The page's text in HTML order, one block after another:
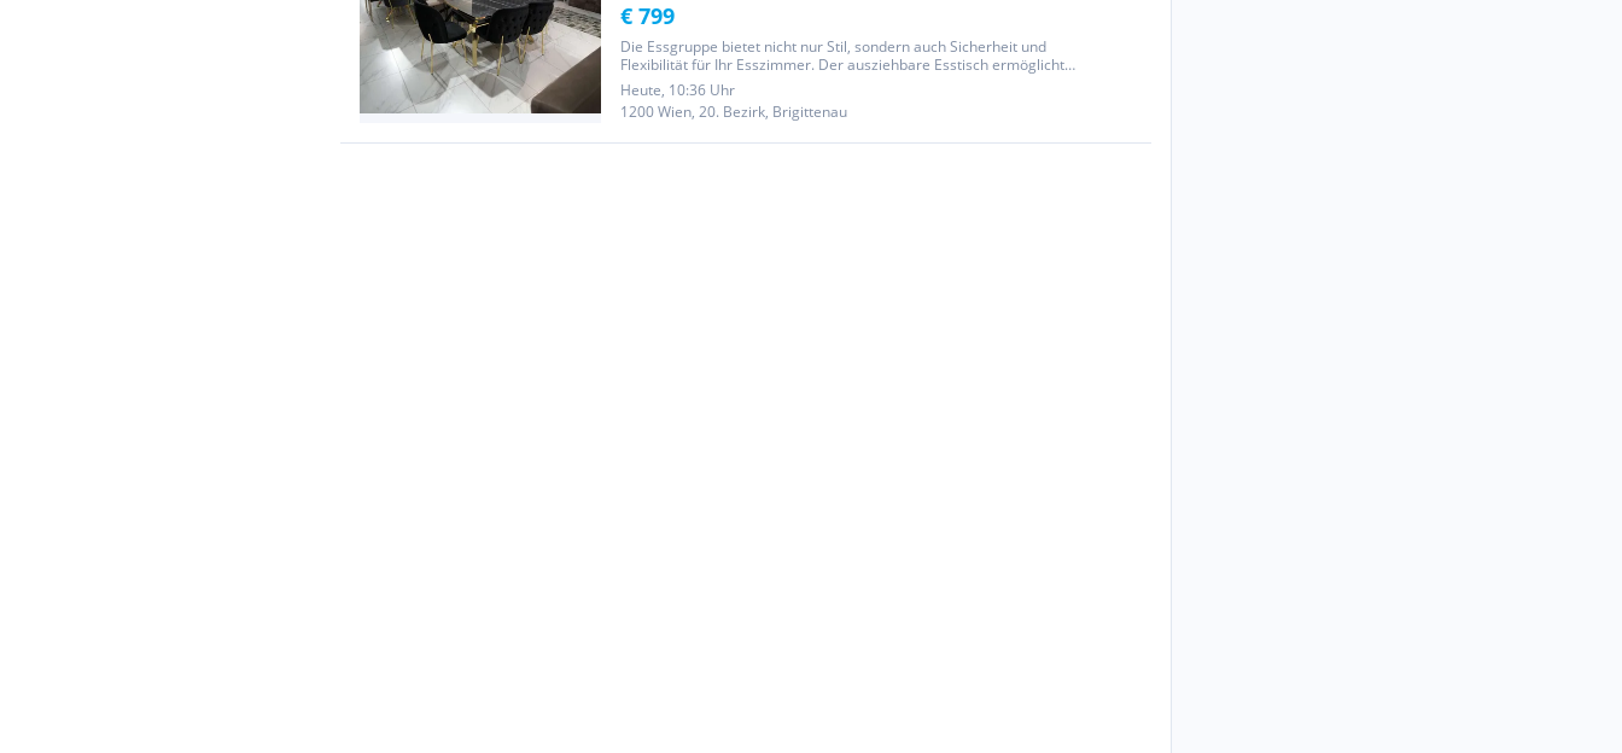
€ 799
Die Essgruppe bietet nicht nur Stil, sondern auch Sicherheit und
Flexibilität für Ihr Esszimmer. Der ausziehbare Esstisch ermöglicht
es Ihnen, die Größe je nach Bedarf von 150 cm auf 200 cm zu
erweitern und bietet somit Platz für zusätzliche Gäste oder...
Heute, 10:36 Uhr
1200 Wien, 20. Bezirk, Brigittenau